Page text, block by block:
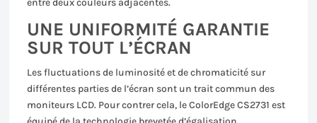
entre deux couleurs adjacentes.
UNE UNIFORMITÉ GARANTIE
SUR TOUT L’ÉCRAN
Les fluctuations de luminosité et de chromaticité sur
différentes parties de l’écran sont un trait commun des
moniteurs LCD. Pour contrer cela, le ColorEdge CS2731 est